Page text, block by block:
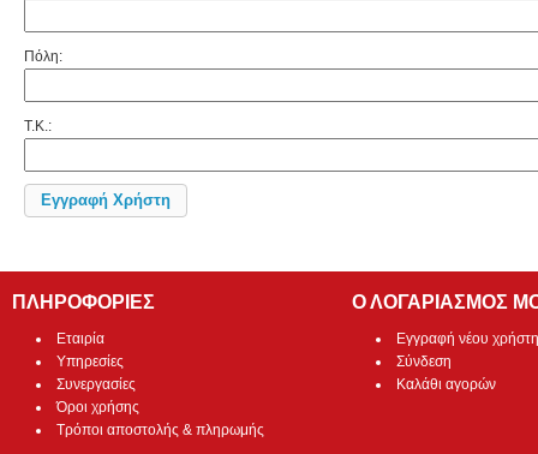
Πόλη:
Τ.Κ.:
Εγγραφή Χρήστη
ΠΛΗΡΟΦΟΡΙΕΣ
Εταιρία
Υπηρεσίες
Συνεργασίες
Όροι χρήσης
Τρόποι αποστολής & πληρωμής
Ο ΛΟΓΑΡΙΑΣΜΟΣ
Εγγραφή νέου χρήστη
Σύνδεση
Καλάθι αγορών